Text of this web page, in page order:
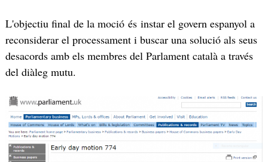
L'objectiu final de la moció és instar el govern espanyol a
reconsiderar el processament i buscar una solució als seus
desacords amb els membres del Parlament català a través
del diàleg mutu.